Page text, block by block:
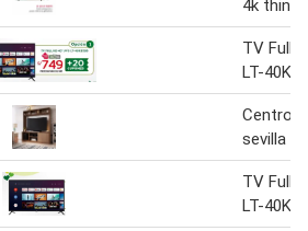
4k thinq
TV Full
LT-
Centro
sevilla
TV Full
LT-